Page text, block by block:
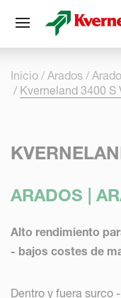
Inicio Arados
Kverneland 3400 S
ARADOS |
Alto rendimiento
- bajos costes de
Dentro y fuera surco
Panel de gestión de